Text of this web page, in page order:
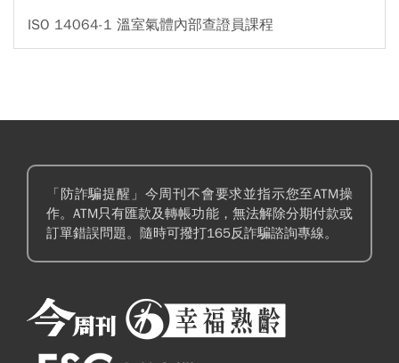
ISO 14064-1 溫室氣體內部查證員課程
「防詐騙提醒」今周刊不會要求並指示您至ATM操
作。ATM只有匯款及轉帳功能，無法解除分期付款或
訂單錯誤問題。隨時可撥打165反詐騙諮詢專線。